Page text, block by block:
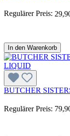
Regulärer Preis:
In den Warenkorb
BUTCHER
Regulärer Preis: